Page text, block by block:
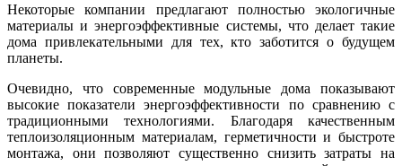
Некоторые компании предлагают полностью экологичные
материалы и энергоэффективные системы, что делает такие
дома привлекательными для тех, кто заботится о будущем
планеты.
Очевидно, что современные модульные дома показывают
высокие показатели энергоэффективности по сравнению с
традиционными технологиями. Благодаря качественным
теплоизоляционным материалам, герметичности и быстроте
монтажа, они позволяют существенно снизить затраты на